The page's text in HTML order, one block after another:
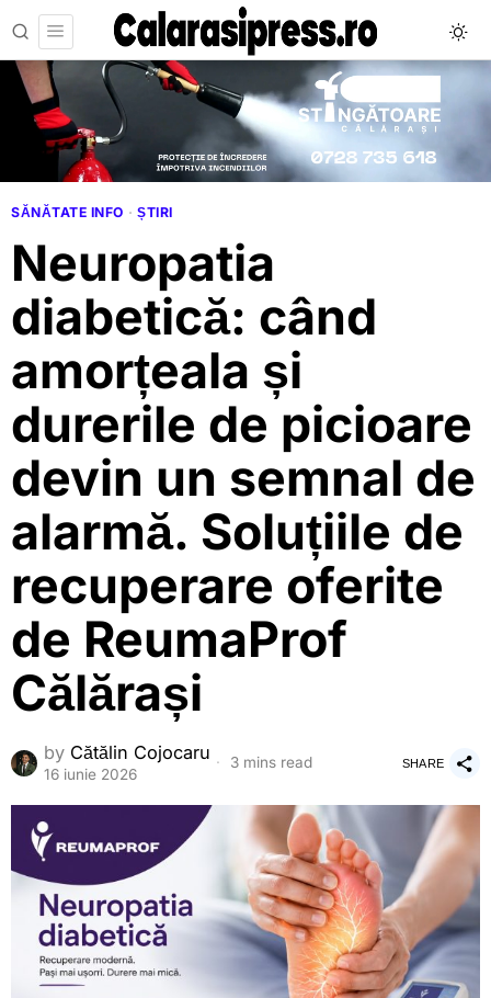
SĂNĂTATE INFO · ȘTIRI
Neuropatia
diabetică: când
amorțeala și
durerile de picioare
devin un semnal de
alarmă. Soluțiile de
recuperare oferite
de ReumaProf
Călărași
by Cătălin Cojocaru
16 iunie 2026
3 mins read SHARE